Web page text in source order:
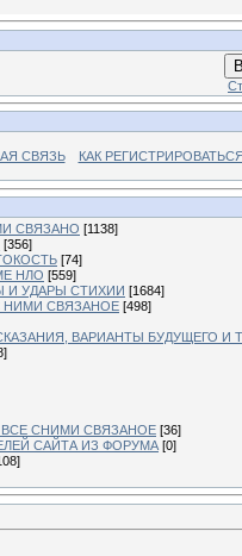
СВЯЗЬ КАК
СВЯЗАНО [1138]
[356]
[74]
НЛО [559]
И УДАРЫ СТИХИИ [1684]
НИМИ СВЯЗАНОЕ [498]
ВАРИАНТЫ БУДУЩЕГО И
СНИМИ СВЯЗАНОЕ [36]
САЙТА ИЗ ФОРУМА [0]